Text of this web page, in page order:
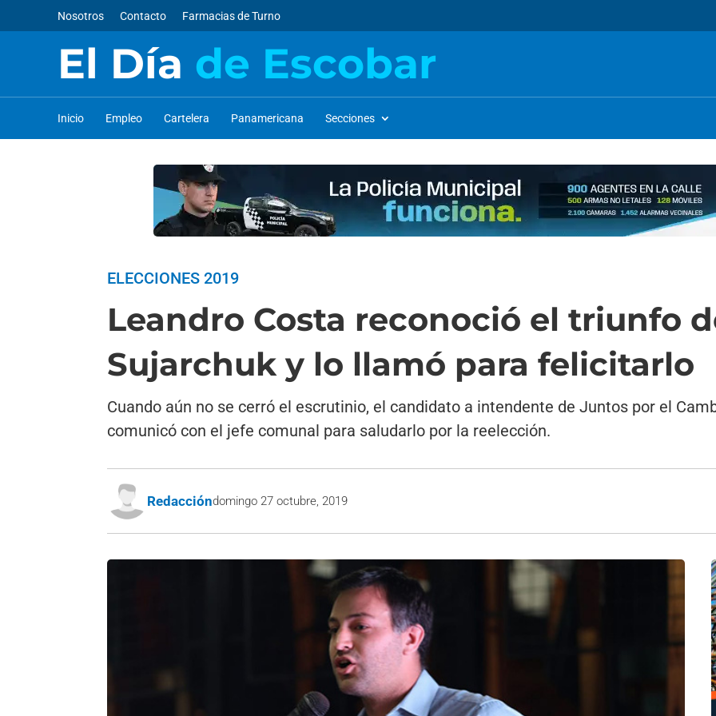
Nosotros Contacto Farmacias de Turno
El Día de Escobar
Inicio Empleo Cartelera Panamericana Secciones
ELECCIONES 2019
Leandro Costa reconoció el triunfo
Sujarchuk y lo llamó para felicitarlo
Cuando aún no se cerró el escrutinio, el candidato a intendente de Juntos por el
comunicó con el jefe comunal para saludarlo por la reelección.
Redaccióndomingo 27 octubre, 2019